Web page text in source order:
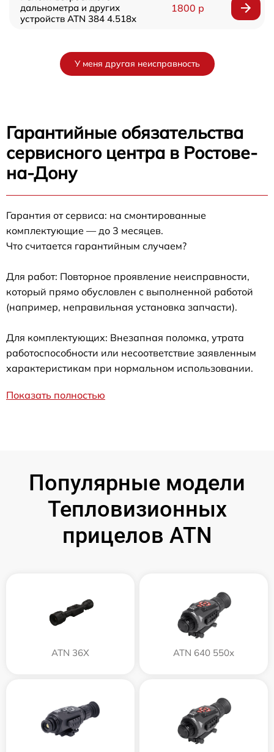
дальнометра и других
устройств ATN 384 4.518x
1800 р
У меня другая неисправность
Гарантийные обязательства
сервисного центра в Ростове-
на-Дону
Гарантия от сервиса: на смонтированные
комплектующие — до 3 месяцев.
Что считается гарантийным случаем?
Для работ: Повторное проявление неисправности,
который прямо обусловлен с выполненной работой
(например, неправильная установка запчасти).
Для комплектующих: Внезапная поломка, утрата
работоспособности или несоответствие заявленным
характеристикам при нормальном использовании.
Показать полностью
Популярные модели
Тепловизионных
прицелов ATN
ATN 36X ATN 640 550x